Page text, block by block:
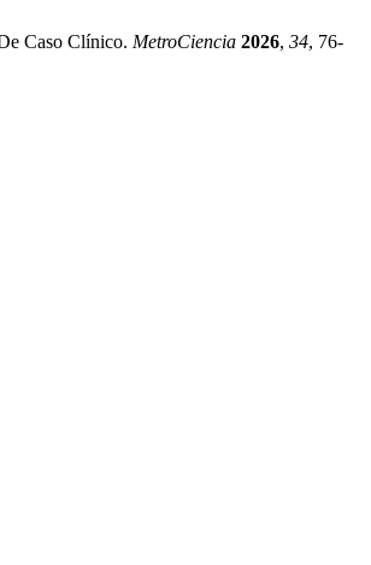
Caso Clínico. MetroCiencia 2026, 34, 76-